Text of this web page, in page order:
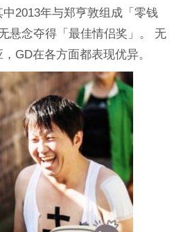
2013年与郑亨敦组成「零钱
悬念夺得「最佳情侣奖」。 无
GD在各方面都表现优异。